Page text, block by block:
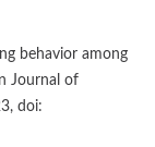
behavior among
Journal of
doi: